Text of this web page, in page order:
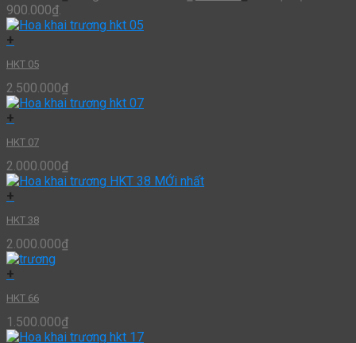
900.000₫.
+
HKT 05
2.500.000₫
+
HKT 07
2.000.000₫
+
HKT 38
2.000.000₫
+
HKT 66
1.500.000₫